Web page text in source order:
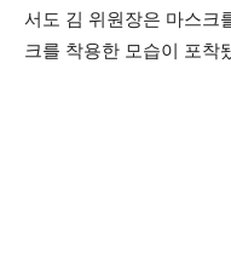
서도 김 위원장은 마스크
크를 착용한 모습이 포착